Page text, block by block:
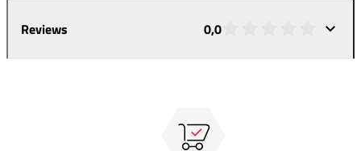
Reviews 0,0